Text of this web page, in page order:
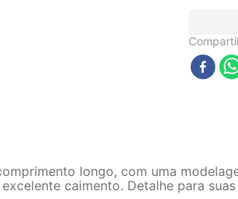
longo, com uma
caimento. Detalhe para